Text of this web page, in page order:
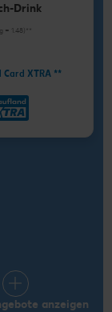
Drink
= 1.48)**
Card XTRA **
anzeigen